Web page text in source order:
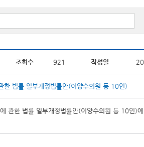
조회수 921 작성일
법률 일부개정법률안(이양수의원 등 10인)
관한 법률 일부개정법률안(이양수의원 등 10인)